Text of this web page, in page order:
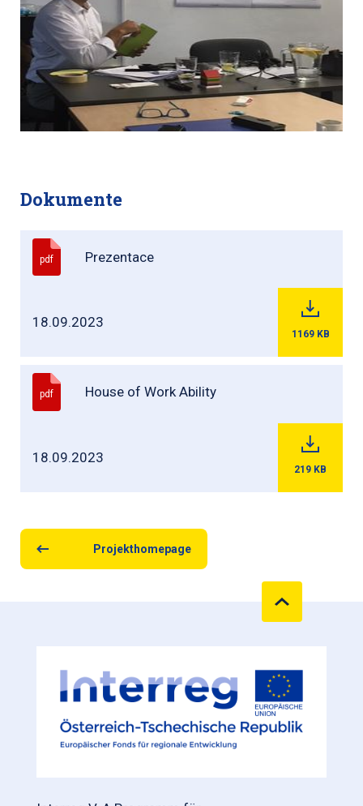
Dokumente
pdf Prezentace
18.09.2023
1169 KB
pdf House of Work Ability
18.09.2023
219 KB
Projekthomepage